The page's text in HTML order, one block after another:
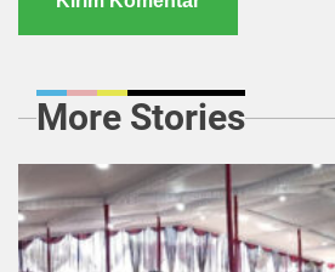
More Stories